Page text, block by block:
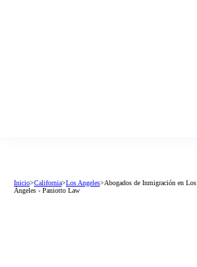
Inicio>California>Los Angeles>Abogados de Inmigración en Los
Ángeles - Paniotto Law